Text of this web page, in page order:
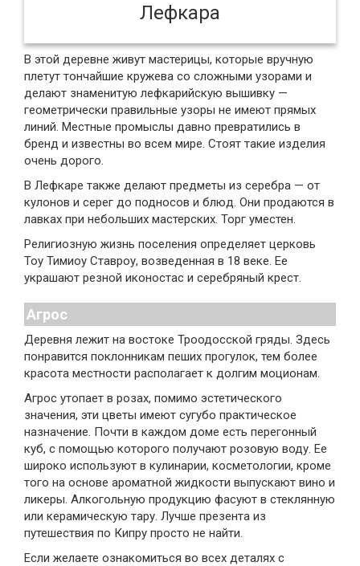
Лефкара
В этой деревне живут мастерицы, которые вручную
плетут тончайшие кружева со сложными узорами и
делают знаменитую лефкарийскую вышивку —
геометрически правильные узоры не имеют прямых
линий. Местные промыслы давно превратились в
бренд и известны во всем мире. Стоят такие изделия
очень дорого.
В Лефкаре также делают предметы из серебра — от
кулонов и серег до подносов и блюд. Они продаются в
лавках при небольших мастерских. Торг уместен.
Религиозную жизнь поселения определяет церковь
Toy Тимиоу Ставроу, возведенная в 18 веке. Ее
украшают резной иконостас и серебряный крест.
Агрос
Деревня лежит на востоке Троодосской гряды. Здесь
понравится поклонникам пеших прогулок, тем более
красота местности располагает к долгим моционам.
Агрос утопает в розах, помимо эстетического
значения, эти цветы имеют сугубо практическое
назначение. Почти в каждом доме есть перегонный
куб, с помощью которого получают розовую воду. Ее
широко используют в кулинарии, косметологии, кроме
того на основе ароматной жидкости выпускают вино и
ликеры. Алкогольную продукцию фасуют в стеклянную
или керамическую тару. Лучше презента из
путешествия по Кипру просто не найти.
Если желаете ознакомиться во всех деталях с